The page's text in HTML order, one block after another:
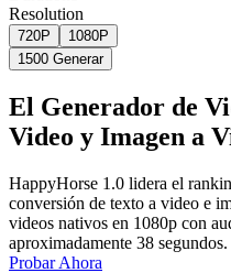
Resolution
720P
1080P
1500 Generar
El Generador de
Video y Imagen a
HappyHorse 1.0 lidera el
conversión de texto a video e
videos nativos en 1080p con
aproximadamente 38
Probar Ahora